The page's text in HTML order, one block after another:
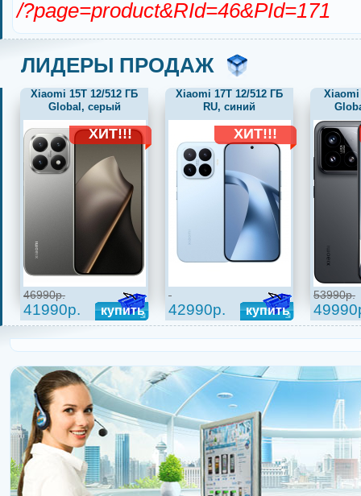
/?page=product&RId=46&PId=171
ЛИДЕРЫ ПРОДАЖ
Xiaomi 15T 12/512 ГБ
Global, серый
ХИТ!!!
46990р.
41990р. купить
Xiaomi 17T 12/512 ГБ
RU, синий
ХИТ!!!
42990р. купить
Xiaomi
53990р.